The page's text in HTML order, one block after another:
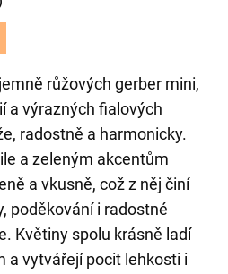
růžových gerber mini,
a výrazných fialových
radostně a harmonicky.
a zeleným akcentům
a vkusně, což z něj činí
poděkování i radostné
Květiny spolu krásně ladí
a vytvářejí pocit lehkosti i